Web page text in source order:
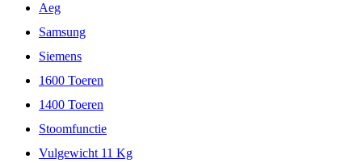
Aeg
Samsung
Siemens
1600 Toeren
1400 Toeren
Stoomfunctie
Vulgewicht 11 Kg